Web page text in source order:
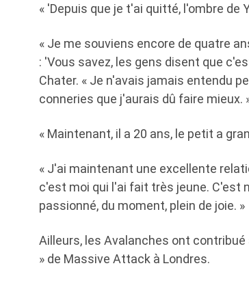
« 'Depuis que je t'ai quitté, l'ombre de
« Je me souviens encore de quatre
: 'Vous savez, les gens disent que
Chater. « Je n'avais jamais entendu
conneries que j'aurais dû faire mieux.
« Maintenant, il a 20 ans, le petit a
« J'ai maintenant une excellente
c'est moi qui l'ai fait très jeune. C'est
passionné, du moment, plein de joie. »
Ailleurs, les Avalanches ont
» de Massive Attack à Londres.